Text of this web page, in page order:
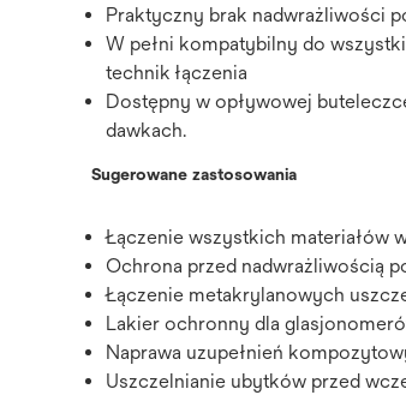
Praktyczny brak nadwrażliwości
W pełni kompatybilny do
technik łączenia
Dostępny w opływowej
dawkach.
Sugerowane zastosowania
Łączenie wszystkich materiałów
Ochrona przed nadwrażliwością
Łączenie metakrylanowych
Lakier ochronny dla
Naprawa uzupełnień
Uszczelnianie ubytków przed